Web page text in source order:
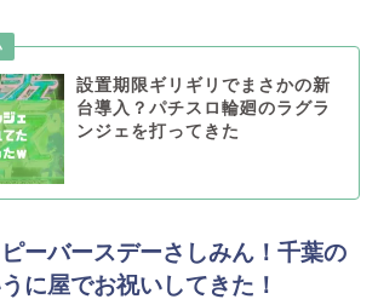
設置期限ギリギリでまさかの新
台導入？パチスロ輪廻のラグラ
ンジェを打ってきた
ーバースデーさしみん！千葉の
に屋でお祝いしてきた！